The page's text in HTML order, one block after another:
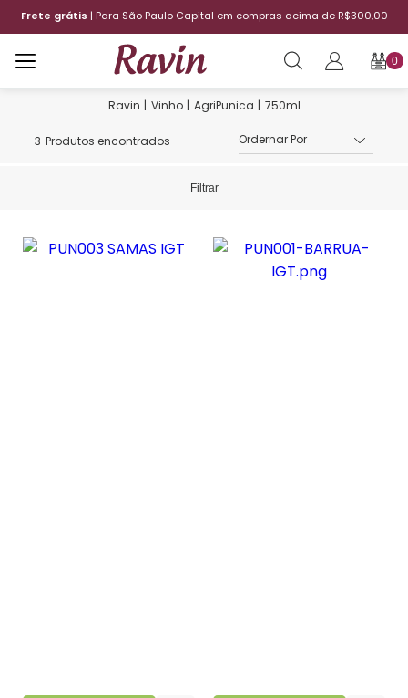
Frete grátis | Para São Paulo Capital em compras acima de R$300,00
0
Vinho AgriPunica 750ml
3 Produtos encontrados
Filtrar